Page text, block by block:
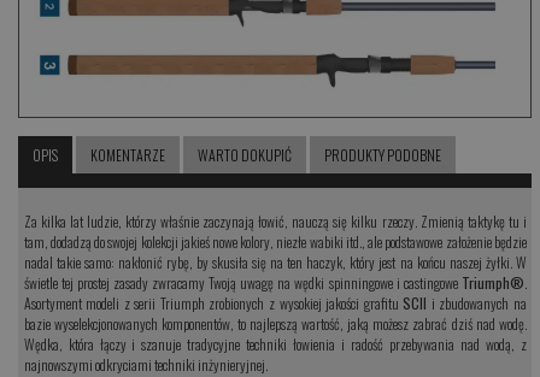
OPIS KOMENTARZE WARTO DOKUPIĆ PRODUKTY PODOBNE
Za kilka lat ludzie, którzy właśnie zaczynają łowić, nauczą się kilku rzeczy. Zmienią taktykę tu i
tam, dodadzą do swojej kolekcji jakieś nowe kolory, niezłe wabiki itd., ale podstawowe założenie będzie
nadal takie samo: nakłonić rybę, by skusiła się na ten haczyk, który jest na końcu naszej żyłki. W
świetle tej prostej zasady zwracamy Twoją uwagę na wędki spinningowe i castingowe Triumph®
Asortyment modeli z serii Triumph zrobionych z wysokiej jakości grafitu SCII i zbudowanych na
bazie wyselekcjonowanych komponentów, to najlepszą wartość, jaką możesz zabrać dziś nad wodę.
Wędka, która łączy i szanuje tradycyjne techniki łowienia i radość przebywania nad wodą, z
najnowszymi odkryciami techniki inżynieryjnej.